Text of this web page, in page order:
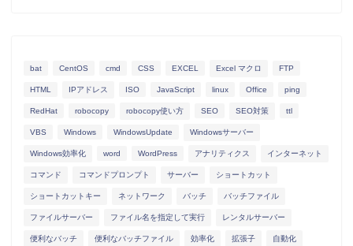
bat CentOS cmd CSS EXCEL Excel マクロ FTP
HTML IPアドレス ISO JavaScript linux Office ping
RedHat robocopy robocopy使い方 SEO SEO対策 ttl
VBS Windows WindowsUpdate Windowsサーバー
Windows効率化 word WordPress アナリティクス インターネット
コマンド コマンドプロンプト サーバー ショートカット
ショートカットキー ネットワーク バッチ バッチファイル
ファイルサーバー ファイル名を指定して実行 レンタルサーバー
便利なバッチ 便利なバッチファイル 効率化 拡張子 自動化